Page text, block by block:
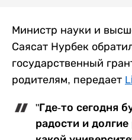
Министр науки и
Саясат Нурбек
государственный
родителям, передает
"Где-то сегодня
радости и